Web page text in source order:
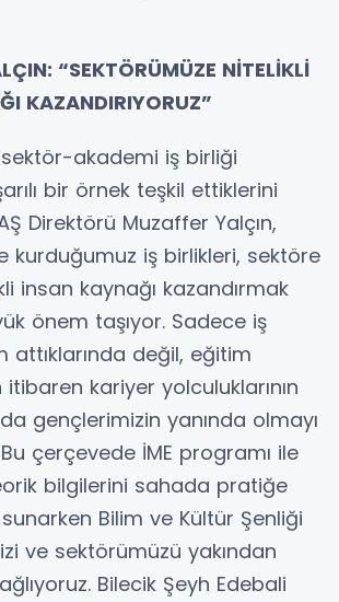
“SEKTÖRÜMÜZE NİTELİKLİ
KAZANDIRIYORUZ”
sektör-akademi iş birliği
bir örnek teşkil ettiklerini
Direktörü Muzaffer Yalçın,
kurduğumuz iş birlikleri, sektöre
insan kaynağı kazandırmak
önem taşıyor. Sadece iş
attıklarında değil, eğitim
kariyer yolculuklarının
gençlerimizin yanında olmayı
çerçevede İME programı ile
bilgilerini sahada pratiğe
Bilim ve Kültür Şenliği
ve sektörümüzü yakından
Bilecik Şeyh Edebali